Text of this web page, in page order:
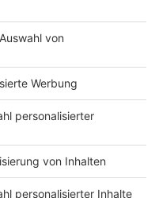
Natur und Kultur
das frühere
in der